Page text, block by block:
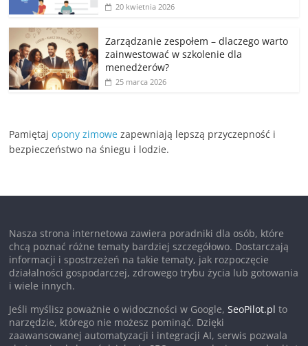
20 kwietnia 2026
Zarządzanie zespołem – dlaczego warto
zainwestować w szkolenie dla
menedżerów?
25 marca 2026
Pamiętajopony zimowe zapewniają lepszą przyczepność i
bezpieczeństwo na śniegu i lodzie.
Nasza strona internetowa zawiera poradniki dla osób, które
chcą poznać różne tematy bardziej szczegółowo. Dostarczają
informacji i spostrzeżeń na takie tematy, jak rozpoczęcie
działalności gospodarczej, zdrowego trybu życia lub gotowania
i wiele innych.
Jeśli myślisz poważnie o widoczności w Google,SeoPilot.pl to
narzędzie, którego nie możesz pominąć. Dzięki
zaawansowanej automatyzacji i integracji AI, serwis pozwala